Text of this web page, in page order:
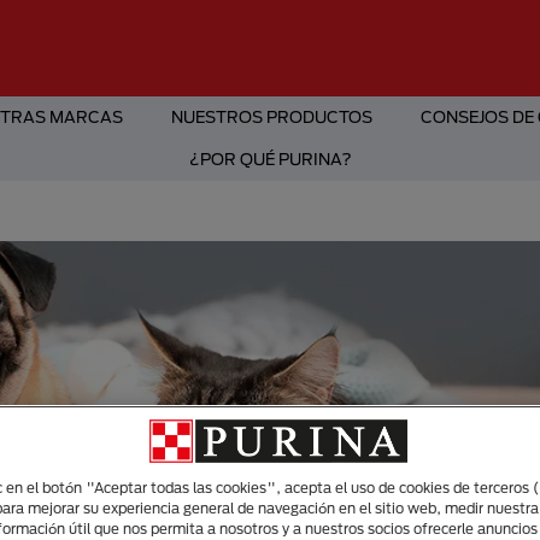
MARCAS NUESTROS PRODUCTOS CONSEJOS
¿POR QUÉ PURINA?
en el botón "Aceptar todas las cookies", acepta el uso de cookies de terceros
mejorar su experiencia general de navegación en el sitio web, medir
útil que nos permita a nosotros y a nuestros socios ofrecerle